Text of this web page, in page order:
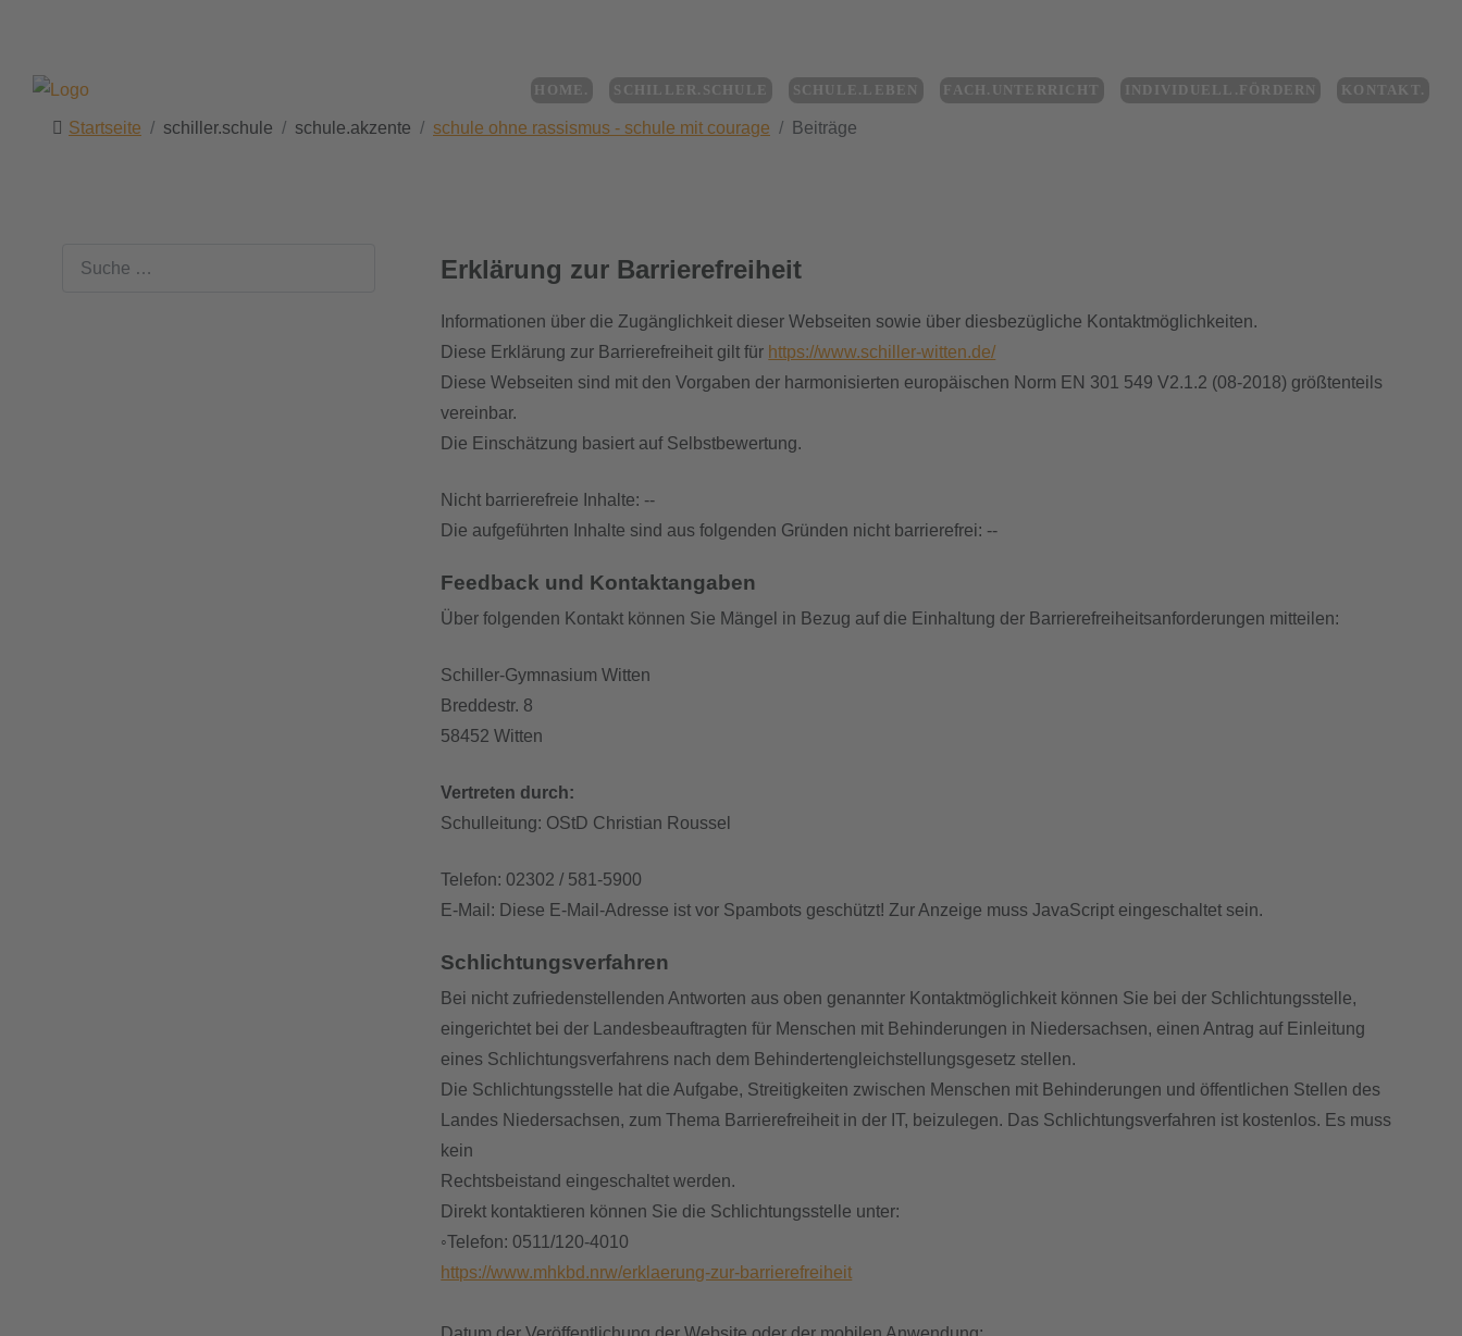
HOME. SCHILLER.SCHULE SCHULE.LEBEN FACH.UNTERRICHT INDIVIDUELL.FÖRDERN KONTAKT.
Startseite schiller.schule schule.akzente schule ohne rassismus - schule mit courage Beiträge
Suchen Erklärung zur Barrierefreiheit
Informationen über die Zugänglichkeit dieser Webseiten sowie über diesbezügliche Kontaktmöglichkeiten.
Diese Erklärung zur Barrierefreiheit gilt für https://www.schiller-witten.de/
Diese Webseiten sind mit den Vorgaben der harmonisierten europäischen Norm EN 301 549 V2.1.2 (08-2018) größtenteils
vereinbar.
Die Einschätzung basiert auf Selbstbewertung.
Nicht barrierefreie Inhalte: --
Die aufgeführten Inhalte sind aus folgenden Gründen nicht barrierefrei: --
Feedback und Kontaktangaben
Über folgenden Kontakt können Sie Mängel in Bezug auf die Einhaltung der Barrierefreiheitsanforderungen mitteilen:
Schiller-Gymnasium Witten
Breddestr. 8
58452 Witten
Vertreten durch:
Schulleitung: OStD Christian Roussel
Telefon: 02302 / 581-5900
E-Mail: Diese E-Mail-Adresse ist vor Spambots geschützt! Zur Anzeige muss JavaScript eingeschaltet sein.
Schlichtungsverfahren
Bei nicht zufriedenstellenden Antworten aus oben genannter Kontaktmöglichkeit können Sie bei der Schlichtungsstelle,
eingerichtet bei der Landesbeauftragten für Menschen mit Behinderungen in Niedersachsen, einen Antrag auf Einleitung
eines Schlichtungsverfahrens nach dem Behindertengleichstellungsgesetz stellen.
Die Schlichtungsstelle hat die Aufgabe, Streitigkeiten zwischen Menschen mit Behinderungen und öffentlichen Stellen des
Landes Niedersachsen, zum Thema Barrierefreiheit in der IT, beizulegen. Das Schlichtungsverfahren ist kostenlos. Es muss
kein
Rechtsbeistand eingeschaltet werden.
Direkt kontaktieren können Sie die Schlichtungsstelle unter:
◦Telefon: 0511/120-4010
https://www.mhkbd.nrw/erklaerung-zur-barrierefreiheit